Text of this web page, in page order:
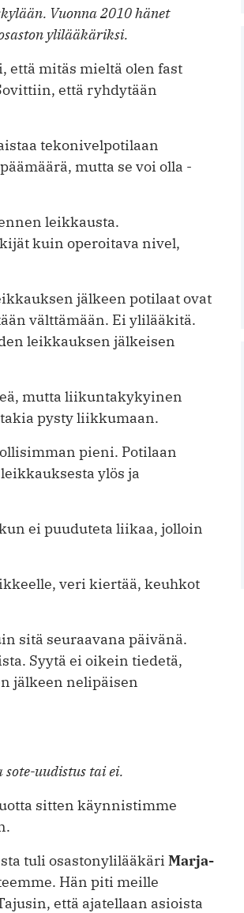
Vuonna 2010 hänet
ylilääkäriksi.
että mitäs mieltä olen fast
että ryhdytään
tekonivelpotilaan
mutta se voi olla
leikkausta.
kuin operoitava nivel,
jälkeen potilaat ovat
välttämään. Ei ­ylilääkitä.
leikkauksen jälkeisen
mutta liikuntakykyinen
pysty liikkumaan.
pieni. Potilaan
ylös ja
ei puuduteta liikaa, jolloin
veri kiertää, keuhkot
sitä seuraavana päivänä.
Syytä ei oikein tiedetä,
jälkeen nelipäisen
uudistus tai ei.
sitten käynnistimme
tuli osastonylilääkäri Marja-
Hän piti meille
että ajatellaan asioista